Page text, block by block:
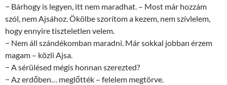
− Bárhogy is legyen, itt nem maradhat. – Most már hozzám
szól, nem Ajsához. Ökölbe szorítom a kezem, nem szívlelem,
hogy ennyire tiszteletlen velem.
− Nem áll szándékomban maradni. Már sokkal jobban érzem
magam – közli Ajsa.
− A sérülésed mégis honnan szerezted?
− Az erdőben… meglőtték – felelem megtörve.